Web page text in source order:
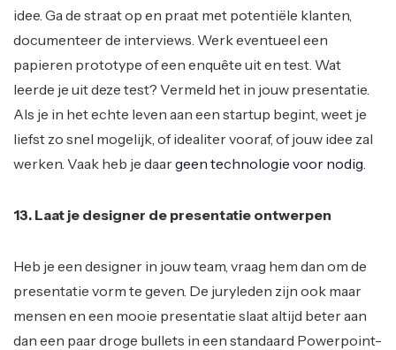
idee. Ga de straat op en praat met potentiële klanten,
documenteer de interviews. Werk eventueel een
papieren prototype of een enquête uit en test. Wat
leerde je uit deze test? Vermeld het in jouw presentatie.
Als je in het echte leven aan een startup begint, weet je
liefst zo snel mogelijk, of idealiter vooraf, of jouw idee zal
werken. Vaak heb je daargeen technologie voor nodig
13. Laat je designer de presentatie ontwerpen
Heb je een designer in jouw team, vraag hem dan om de
presentatie vorm te geven. De juryleden zijn ook maar
mensen en een mooie presentatie slaat altijd beter aan
dan een paar droge bullets in een standaard Powerpoint-